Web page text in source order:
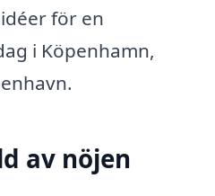
för en
i Köpenhamn,
av nöjen